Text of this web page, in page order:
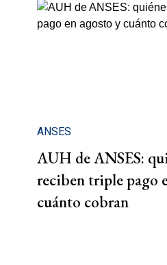
ANSES
AUH de ANSES:
reciben triple pago
cuánto cobran